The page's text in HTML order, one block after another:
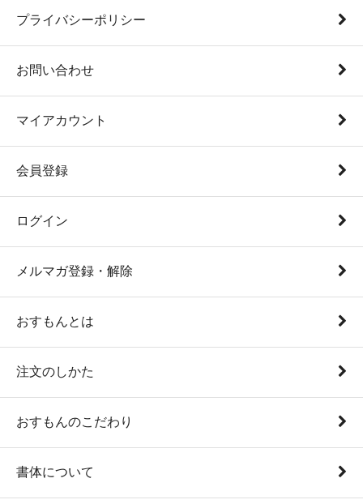
プライバシーポリシー
お問い合わせ
マイアカウント
会員登録
ログイン
メルマガ登録・解除
おすもんとは
注文のしかた
おすもんのこだわり
書体について